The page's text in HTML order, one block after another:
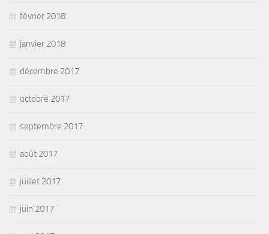
février 2018
janvier 2018
décembre 2017
octobre 2017
septembre 2017
août 2017
juillet 2017
juin 2017